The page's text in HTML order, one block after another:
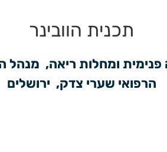
תכנית הוובינר
הרפואי שערי צדק,  ירושלים